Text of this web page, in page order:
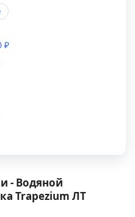
₽
- Водяной
Trapezium ЛТ